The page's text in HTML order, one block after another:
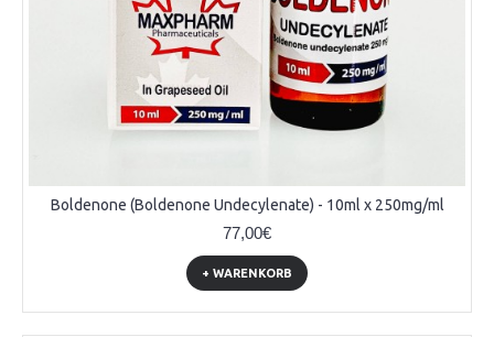
Boldenone (Boldenone Undecylenate) - 10ml x 250mg/ml
77,00€
+ WARENKORB